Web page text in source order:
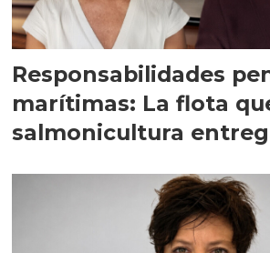
Responsabilidades
marítimas: La flota
salmonicultura